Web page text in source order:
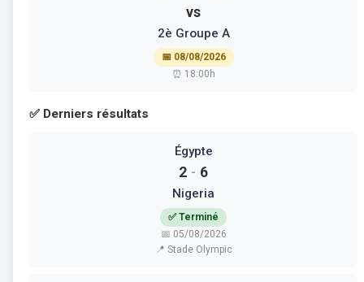
vs
2è Groupe A
📅 08/08/2026
⏰ 18:00h
✅ Derniers résultats
Égypte
2 - 6
Nigeria
✅ Terminé
📅 05/08/2026
📍 Stade Olympic